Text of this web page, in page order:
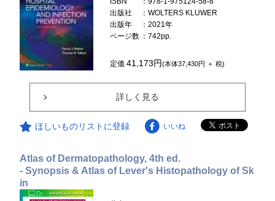
出版社
：WOLTERS KLUWER
出版年
：2021年
ページ数 ：742pp.
定価41,173円(本体37,430円 ＋ 税)
詳しく見る
ほしいものリストに登録 いいね
Atlas of Dermatopathology, 4th ed.
- Synopsis & Atlas of Lever's Histopathology of Sk
in